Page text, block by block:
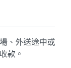
、外送途中或
款。